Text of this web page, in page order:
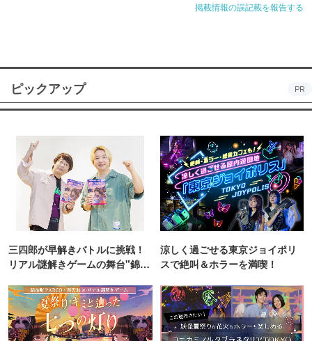
掲載情報の誤記載を報告する
ピックアップ PR
三四郎が早解きバトルに挑戦！
リアル謎解きゲームの舞台"錦糸
涼しく過ごせる東京ジョイポリ
スで絶叫＆ホラーを満喫！